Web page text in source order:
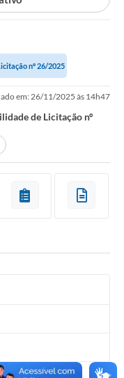
nº 26/2025
em: 26/11/2025 às 14h47
de Licitação nº